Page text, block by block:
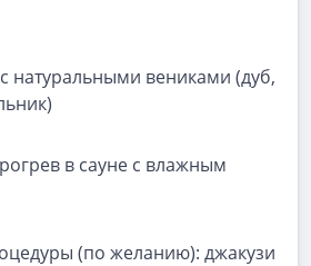
натуральными вениками (дуб,
в сауне с влажным
(по желанию): джакузи